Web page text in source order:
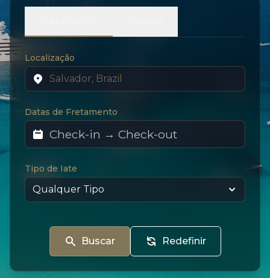
Localização
Datas de Fretamento
Tipo de Iate
Buscar Redefinir